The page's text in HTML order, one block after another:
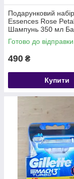
Подарунковий
Essences Rose
Шампунь 350 мл
250 мл Маска 300 мл
Готово до відправки
490 ₴
Купити